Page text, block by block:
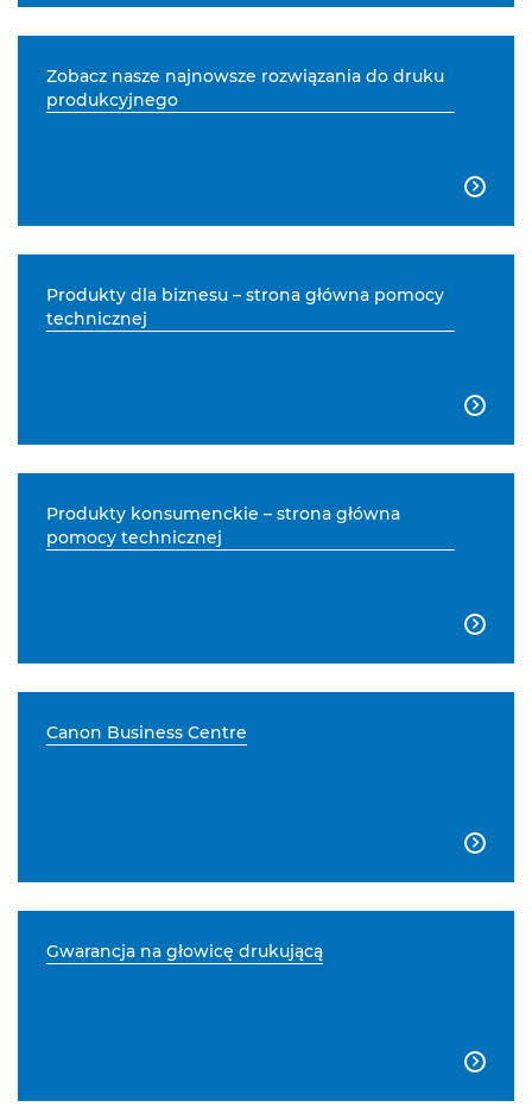
Zobacz nasze najnowsze rozwiązania do druku
produkcyjnego

Produkty dla biznesu – strona główna pomocy
technicznej

Produkty konsumenckie – strona główna
pomocy technicznej

Canon Business Centre

Gwarancja na głowicę drukującą
